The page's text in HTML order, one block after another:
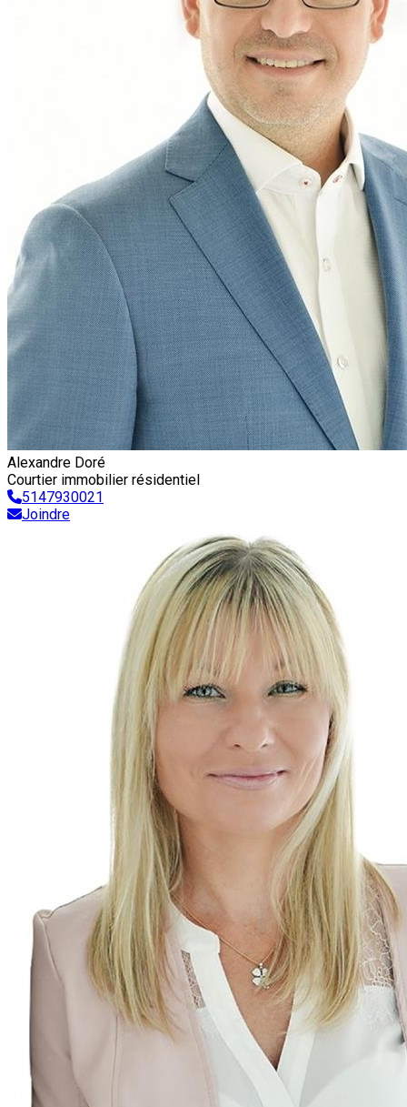
Alexandre Doré
Courtier immobilier résidentiel
5147930021
Joindre